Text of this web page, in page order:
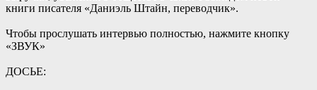
книги писателя «Даниэль Штайн, переводчик».
Чтобы прослушать интервью полностью, нажмите кнопку
«ЗВУК»
ДОСЬЕ: